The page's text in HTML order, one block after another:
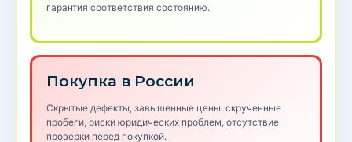
гарантия соответствия состоянию.
Покупка в России
Скрытые дефекты, завышенные цены, скрученные
пробеги, риски юридических проблем, отсутствие
проверки перед покупкой.